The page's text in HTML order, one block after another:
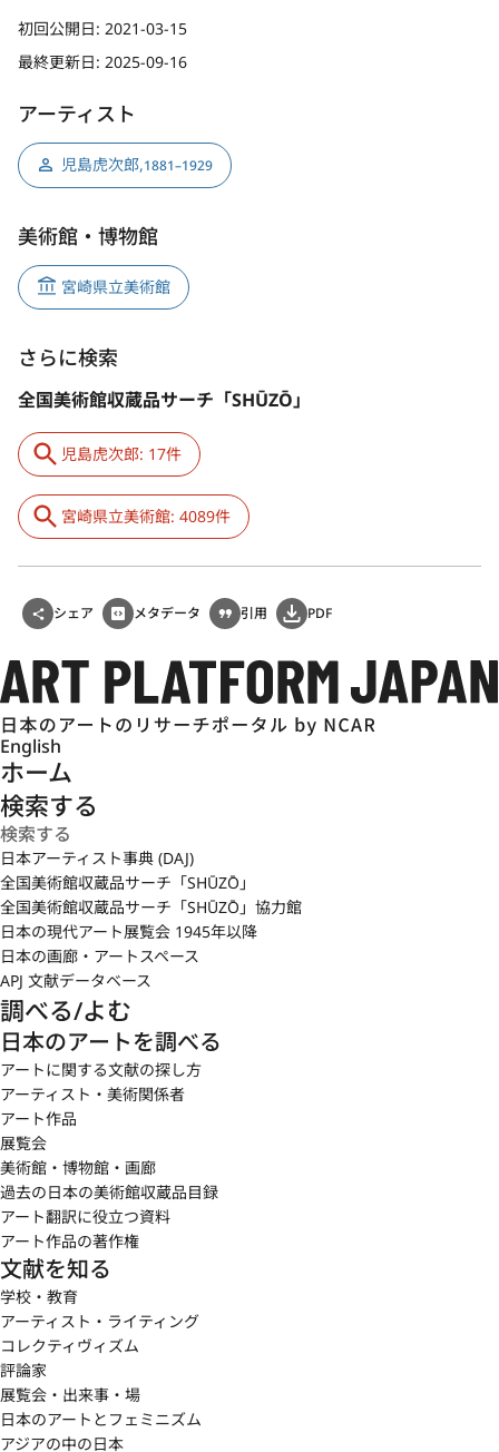
初回公開日: 2021-03-15
最終更新日: 2025-09-16
アーティスト
児島虎次郎,1881–1929
美術館・博物館
宮崎県立美術館
さらに検索
全国美術館収蔵品サーチ「SHŪZŌ」
児島虎次郎: 17件
宮崎県立美術館: 4089件
シェア メタデータ 引用 PDF
English
ホーム
検索する
日本アーティスト事典 (DAJ)
全国美術館収蔵品サーチ「SHŪZŌ」
全国美術館収蔵品サーチ「SHŪZŌ」協力館
日本の現代アート展覧会 1945年以降
日本の画廊・アートスペース
APJ 文献データベース
調べる/よむ
日本のアートを調べる
アートに関する文献の探し方
アーティスト・美術関係者
アート作品
展覧会
美術館・博物館・画廊
過去の日本の美術館収蔵品目録
アート翻訳に役立つ資料
アート作品の著作権
文献を知る
学校・教育
アーティスト・ライティング
コレクティヴィズム
評論家
展覧会・出来事・場
日本のアートとフェミニズム
アジアの中の日本